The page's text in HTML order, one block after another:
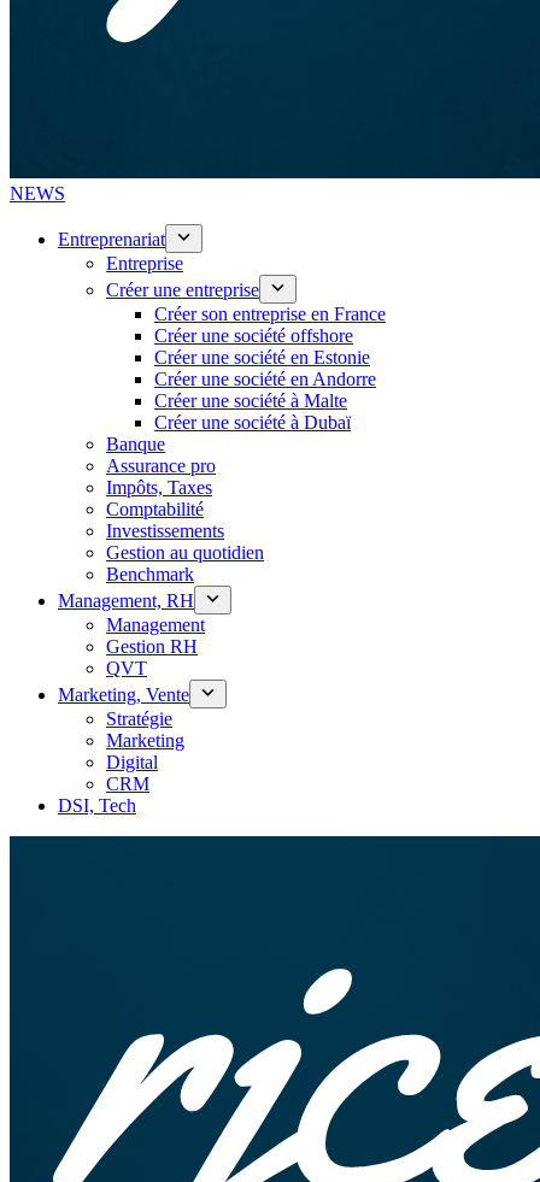
NEWS
Entreprenariat
Entreprise
Créer une entreprise
Créer son entreprise en France
Créer une société offshore
Créer une société en Estonie
Créer une société en Andorre
Créer une société à Malte
Créer une société à Dubaï
Banque
Assurance pro
Impôts, Taxes
Comptabilité
Investissements
Gestion au quotidien
Benchmark
Management, RH
Management
Gestion RH
QVT
Marketing, Vente
Stratégie
Marketing
Digital
CRM
DSI, Tech